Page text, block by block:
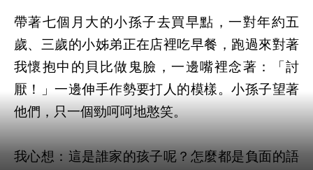
帶著七個月大的小孫子去買早點，一對年約五
歲、三歲的小姊弟正在店裡吃早餐，跑過來對著
我懷抱中的貝比做鬼臉，一邊嘴裡念著：「討
厭！」一邊伸手作勢要打人的模樣。小孫子望著
他們，只一個勁呵呵地憨笑。
我心想：這是誰家的孩子呢？怎麼都是負面的語